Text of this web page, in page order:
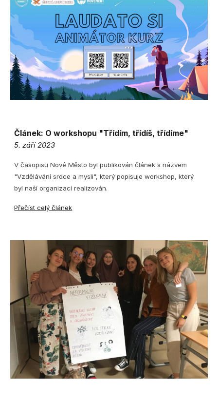
Článek: O workshopu "Třídím, třídíš, třídíme"
5. září 2023
V časopisu Nové Město byl publikován článek s názvem
"Vzdělávání srdce a mysli", který popisuje workshop, který
byl naší organizací realizován.
Přečíst celý článek